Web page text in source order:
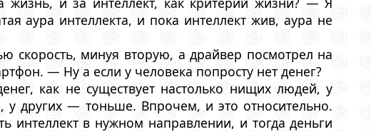
аура интеллекта, и пока интеллект жив, аура не
скорость, минуя вторую, а драйвер посмотрел на
— Ну а если у человека попросту нет денег?
как не существует настолько нищих людей, у
других — тоньше. Впрочем, и это относительно.
интеллект в нужном направлении, и тогда деньги